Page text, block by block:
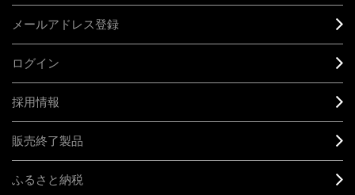
メールアドレス登録
ログイン
採用情報
販売終了製品
ふるさと納税